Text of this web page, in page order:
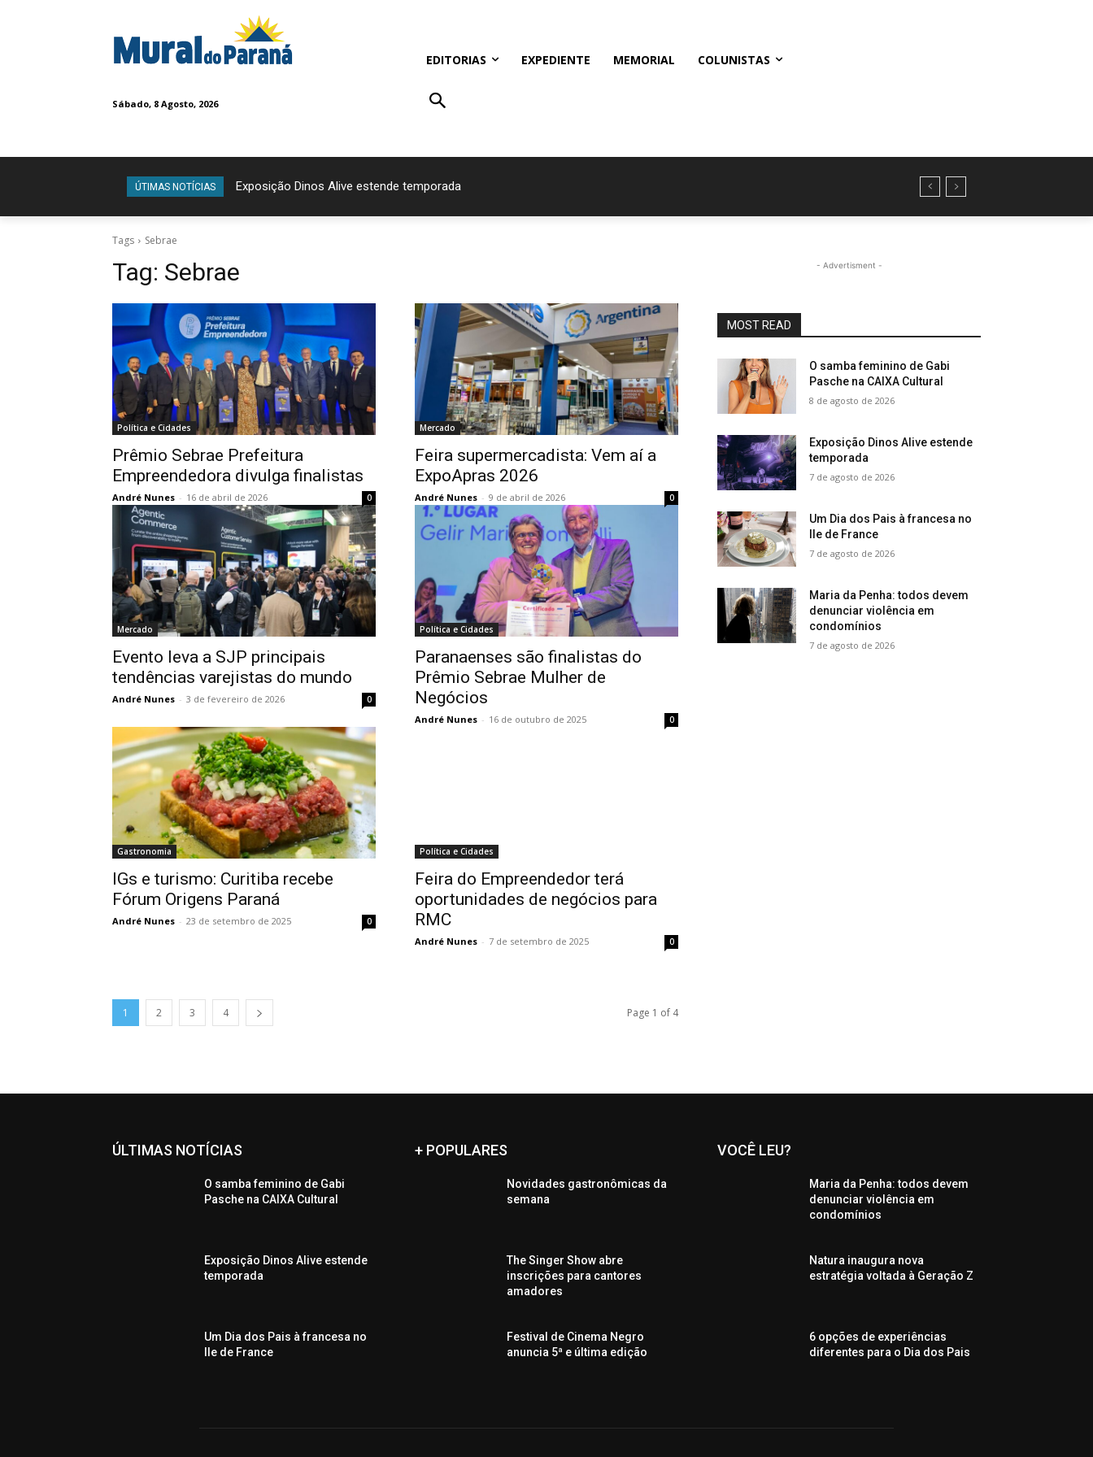
Sábado, 8 Agosto, 2026
EDITORIAS EXPEDIENTE MEMORIAL COLUNISTAS
ÚTIMAS NOTÍCIAS Exposição Dinos Alive estende temporada
Tags Sebrae
Tag: Sebrae
Política e Cidades
Prêmio Sebrae Prefeitura
Empreendedora divulga finalistas
André Nunes - 16 de abril de 2026 0
Mercado
Feira supermercadista: Vem aí a
ExpoApras 2026
André Nunes - 9 de abril de 2026 0
Mercado
Evento leva a SJP principais
tendências varejistas do mundo
André Nunes - 3 de fevereiro de 2026 0
Política e Cidades
Paranaenses são finalistas do
Prêmio Sebrae Mulher de
Negócios
André Nunes - 16 de outubro de 2025 0
Gastronomia
IGs e turismo: Curitiba recebe
Fórum Origens Paraná
André Nunes - 23 de setembro de 2025 0
Política e Cidades
Feira do Empreendedor terá
oportunidades de negócios para
RMC
André Nunes - 7 de setembro de 2025 0
1 2 3 4 Page 1 of 4
- Advertisment -
MOST READ
O samba feminino de Gabi
Pasche na CAIXA Cultural
8 de agosto de 2026
Exposição Dinos Alive estende
temporada
7 de agosto de 2026
Um Dia dos Pais à francesa no
Ile de France
7 de agosto de 2026
Maria da Penha: todos devem
denunciar violência em
condomínios
7 de agosto de 2026
ÚLTIMAS NOTÍCIAS
O samba feminino de Gabi
Pasche na CAIXA Cultural
Exposição Dinos Alive estende
temporada
Um Dia dos Pais à francesa no
Ile de France
+ POPULARES
Novidades gastronômicas da
semana
The Singer Show abre
inscrições para cantores
amadores
Festival de Cinema Negro
anuncia 5ª e última edição
VOCÊ LEU?
Maria da Penha: todos devem
denunciar violência em
condomínios
Natura inaugura nova
estratégia voltada à Geração Z
6 opções de experiências
diferentes para o Dia dos Pais